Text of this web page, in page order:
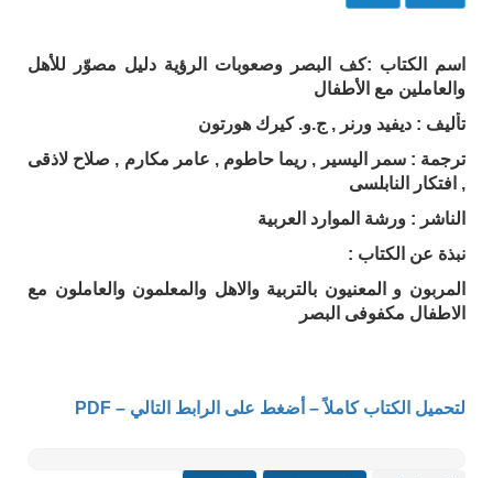
اسم الكتاب :كف البصر وصعوبات الرؤية دليل مصوّر للأهل
والعاملين مع الأطفال
تأليف : ديفيد ورنر , ج.و. كيرك هورتون
ترجمة : سمر اليسير , ريما حاطوم , عامر مكارم , صلاح لاذقى
, افتكار النابلسى
الناشر : ورشة الموارد العربية
نبذة عن الكتاب :
المربون و المعنيون بالتربية والاهل والمعلمون والعاملون مع
الاطفال مكفوفى البصر
لتحميل الكتاب كاملاً – أضغط على الرابط التالي – PDF